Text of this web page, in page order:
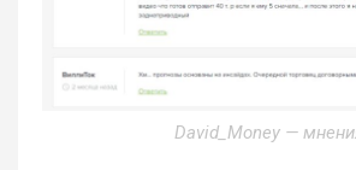
David_Money —